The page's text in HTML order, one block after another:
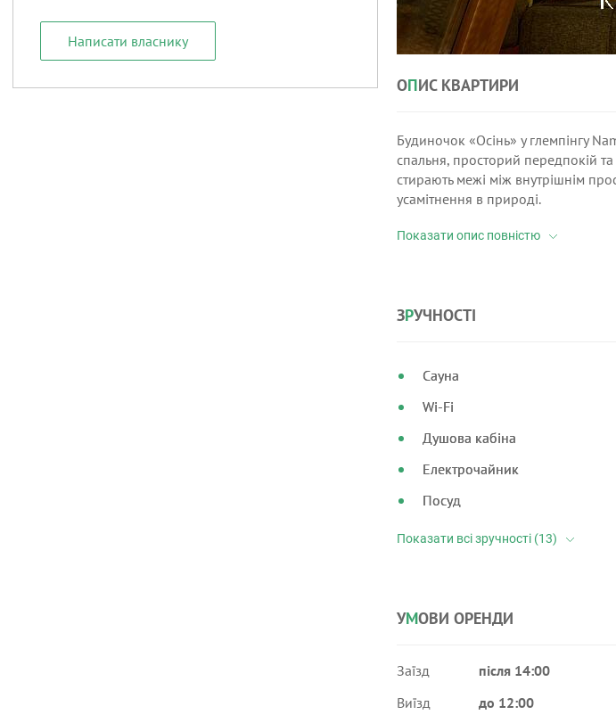
Написати власнику
ОПИС КВАРТИРИ
Будиночок «Осінь» у глемпінгу
спальня, просторий передпокій
стирають межі між внутрішнім
усамітнення в природі.
ЗРУЧНОСТІ
Сауна
Wi-Fi
Душова кабіна
Електрочайник
Посуд
УМОВИ ОРЕНДИ
Заїзд
після 14:00
Виїзд
до 12:00